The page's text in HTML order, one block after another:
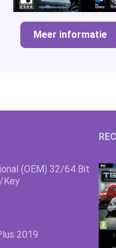
Meer informatie
(OEM) 32/64 Bit
Key
2019